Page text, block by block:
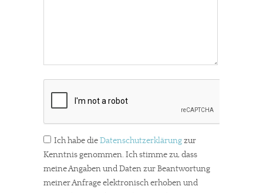
Ich habe dieDatenschutzerklärungzur
Kenntnis genommen. Ich stimme zu, dass
meine Angaben und Daten zur Beantwortung
meiner Anfrage elektronisch erhoben und